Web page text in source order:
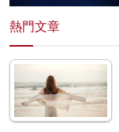
熱門文章